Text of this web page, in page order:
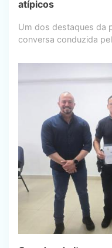
atípicos
Um dos destaques da
conversa conduzida